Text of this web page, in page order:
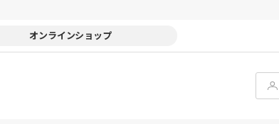
オンラインショップ